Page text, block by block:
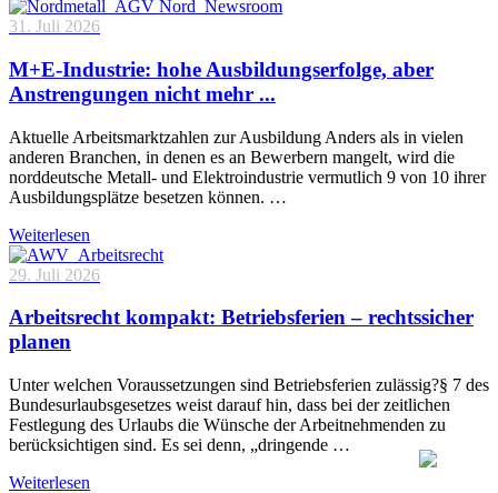
31. Juli 2026
M+E-Industrie: hohe Ausbildungserfolge, aber
Anstrengungen nicht mehr ...
Aktuelle Arbeitsmarktzahlen zur Ausbildung Anders als in vielen
anderen Branchen, in denen es an Bewerbern mangelt, wird die
norddeutsche Metall- und Elektroindustrie vermutlich 9 von 10 ihrer
Ausbildungsplätze besetzen können. …
Weiterlesen
29. Juli 2026
Arbeitsrecht kompakt: Betriebsferien – rechtssicher
planen
Unter welchen Voraussetzungen sind Betriebsferien zulässig?§ 7 des
Bundesurlaubsgesetzes weist darauf hin, dass bei der zeitlichen
Festlegung des Urlaubs die Wünsche der Arbeitnehmenden zu
berücksichtigen sind. Es sei denn, „dringende …
Weiterlesen